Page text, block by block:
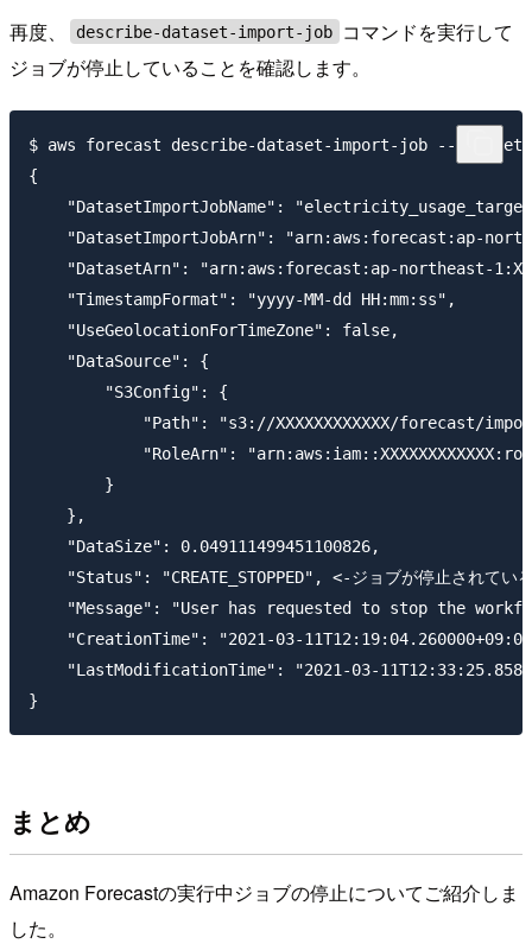
再度、 describe-dataset-import-job
コマンドを実行して
ジョブが停止していることを確認します。
$ aws forecast describe-dataset-import-job --
{
"DatasetImportJobName":
"DatasetImportJobArn": "arn:aws:forecast:ap-
"DatasetArn": "arn:aws:forecast:ap-northeast-
    "TimestampFormat": "yyyy-MM-dd HH:mm:ss",
    "UseGeolocationForTimeZone": false,
    "DataSource": {
        "S3Config": {
"Path": "s3://XXXXXXXXXXXX/forecast/
"RoleArn":
        }
    },
    "DataSize": 0.049111499451100826,
"Status": "CREATE_STOPPED", <-ジョブが停止されてい
"Message": "User has requested to stop the
"CreationTime": "2021-03-
"LastModificationTime": "2021-03-
まとめ
Amazon Forecastの実行中ジョブの停止についてご紹介しま
した。